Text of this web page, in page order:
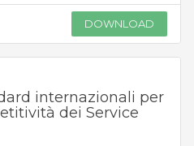
DOWNLOAD
internazionali per
dei Service